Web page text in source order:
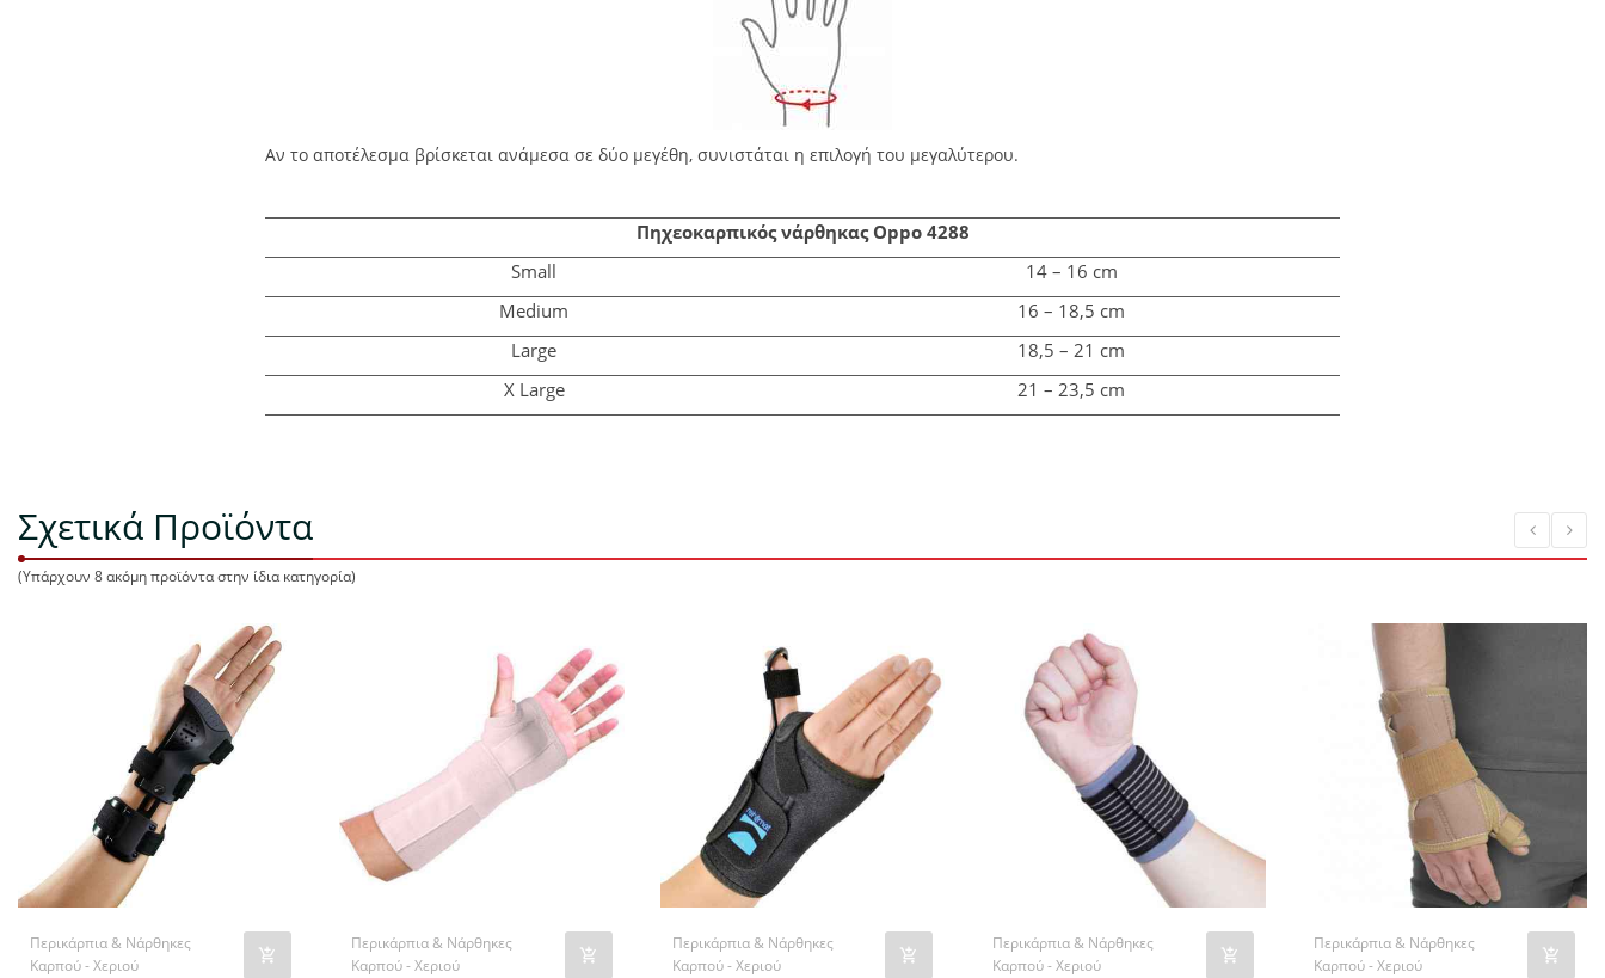
Αν το αποτέλεσμα βρίσκεται ανάμεσα σε δύο μεγέθη, συνιστάται η επιλογή του μεγαλύτερου.
Πηχεοκαρπικός νάρθηκας Oppo 4288
Small
14 – 16 cm
Medium
16 – 18,5 cm
Large
18,5 – 21 cm
XLarge 21 – 23,5 cm
Σχετικά Προϊόντα
(Υπάρχουν 8 ακόμη προϊόντα στην ίδια κατηγορία)
Περικάρπια & Νάρθηκες
Καρπού - Χεριού
Περικάρπια & Νάρθηκες
Καρπού - Χεριού
Περικάρπια & Νάρθηκες
Καρπού - Χεριού
Περικάρπια & Νάρθηκες
Καρπού - Χεριού
Περικάρπια & Νάρθηκες
Καρπού - Χεριού